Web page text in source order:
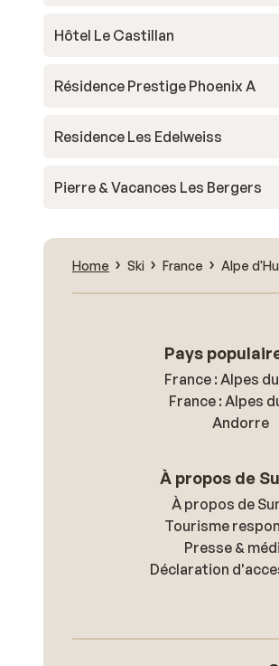
Hôtel Le Castillan
Résidence Prestige Phoenix A
Residence Les Edelweiss
Pierre & Vacances Les Bergers
Home Ski France Alpe
Pays
France : Alpes
France : Alpes
Andorre
À propos de
À propos de
Tourisme
Presse &
Déclaration